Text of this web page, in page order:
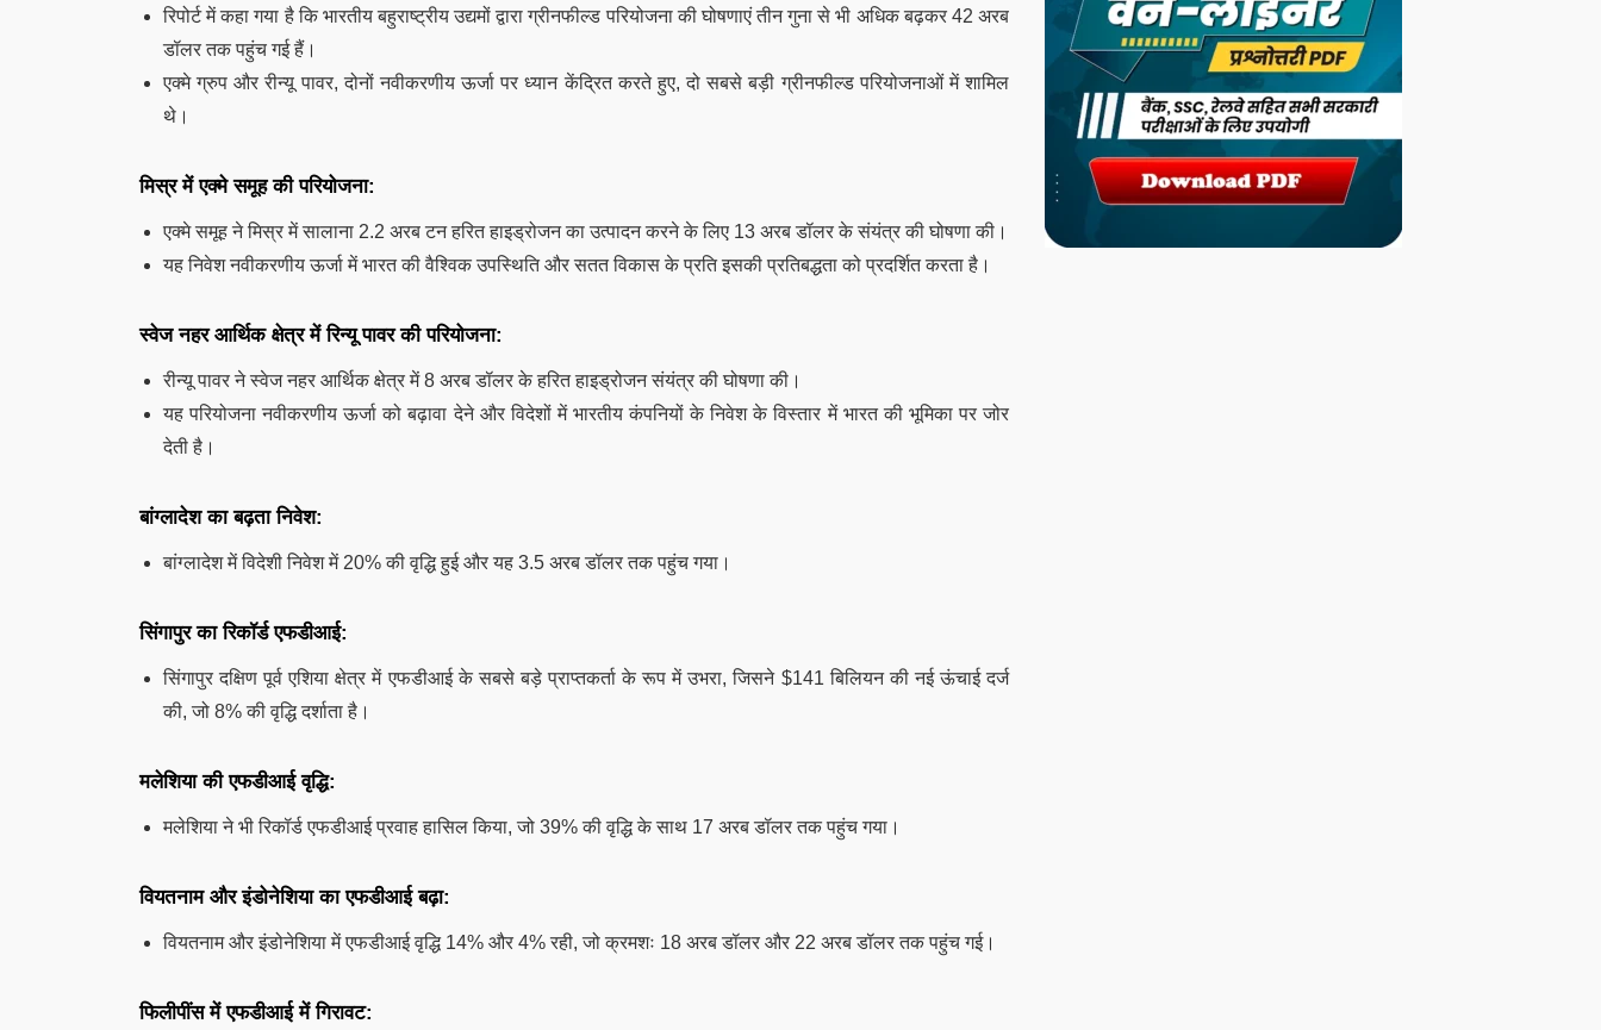
रिपोर्ट में कहा गया है कि भारतीय बहुराष्ट्रीय उद्यमों द्वारा ग्रीनफील्ड परियोजना की घोषणाएं तीन गुना से भी अधिक बढ़कर 42 अरब
डॉलर तक पहुंच गई हैं।
एक्मे ग्रुप और रीन्यू पावर, दोनों नवीकरणीय ऊर्जा पर ध्यान केंद्रित करते हुए, दो सबसे बड़ी ग्रीनफील्ड परियोजनाओं में शामिल
थे।
मिस्र में एक्मे समूह की परियोजना:
एक्मे समूह ने मिस्र में सालाना 2.2 अरब टन हरित हाइड्रोजन का उत्पादन करने के लिए 13 अरब डॉलर के संयंत्र की घोषणा की।
यह निवेश नवीकरणीय ऊर्जा में भारत की वैश्विक उपस्थिति और सतत विकास के प्रति इसकी प्रतिबद्धता को प्रदर्शित करता है।
स्वेज नहर आर्थिक क्षेत्र में रिन्यू पावर की परियोजना:
रीन्यू पावर ने स्वेज नहर आर्थिक क्षेत्र में 8 अरब डॉलर के हरित हाइड्रोजन संयंत्र की घोषणा की।
यह परियोजना नवीकरणीय ऊर्जा को बढ़ावा देने और विदेशों में भारतीय कंपनियों के निवेश के विस्तार में भारत की भूमिका पर जोर
देती है।
बांग्लादेश का बढ़ता निवेश:
बांग्लादेश में विदेशी निवेश में 20% की वृद्धि हुई और यह 3.5 अरब डॉलर तक पहुंच गया।
सिंगापुर का रिकॉर्ड एफडीआई:
सिंगापुर दक्षिण पूर्व एशिया क्षेत्र में एफडीआई के सबसे बड़े प्राप्तकर्ता के रूप में उभरा, जिसने $141 बिलियन की नई ऊंचाई दर्ज
की, जो 8% की वृद्धि दर्शाता है।
मलेशिया की एफडीआई वृद्धि:
मलेशिया ने भी रिकॉर्ड एफडीआई प्रवाह हासिल किया, जो 39% की वृद्धि के साथ 17 अरब डॉलर तक पहुंच गया।
वियतनाम और इंडोनेशिया का एफडीआई बढ़ा:
वियतनाम और इंडोनेशिया में एफडीआई वृद्धि 14% और 4% रही, जो क्रमशः 18 अरब डॉलर और 22 अरब डॉलर तक पहुंच गई।
फिलीपींस में एफडीआई में गिरावट: